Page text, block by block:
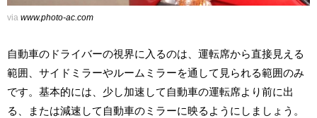
via www.photo-ac.com
自動車のドライバーの視界に入るのは、運転席から直接見える
範囲、サイドミラーやルームミラーを通して見られる範囲のみ
です。基本的には、少し加速して自動車の運転席より前に出
る、または減速して自動車のミラーに映るようにしましょう。